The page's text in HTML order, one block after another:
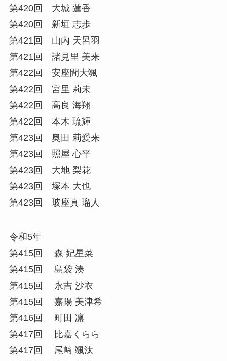
第420回 大城 蓮香
第420回 新垣 志歩
第421回 山内 天呂羽
第421回 諸見里 美来
第422回 安座間大颯
第422回 宮里 莉未
第422回 高良 海翔
第422回 本木 琉輝
第423回 奥田 莉愛来
第423回 照屋 心平
第423回 大地 梨花
第423回 塚本 大也
第423回 玻座真 瑠人
令和5年
第415回 森 妃星菜
第415回 島袋 湊
第415回 永吉 沙衣
第415回 嘉陽 美津希
第416回 町田 凛
第417回 比嘉くらら
第417回 尾﨑 颯汰